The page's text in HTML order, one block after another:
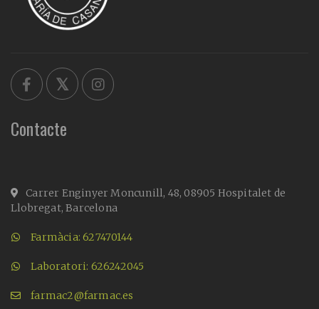
Contacte
Carrer Enginyer Moncunill, 48, 08905 Hospitalet de
Llobregat, Barcelona
Farmàcia: 627470144
Laboratori: 626242045
farmac2@farmac.es